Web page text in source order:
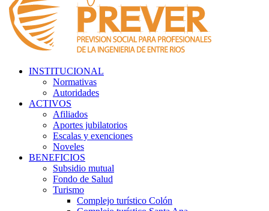
INSTITUCIONAL
Normativas
Autoridades
ACTIVOS
Afiliados
Aportes jubilatorios
Escalas y exenciones
Noveles
BENEFICIOS
Subsidio mutual
Fondo de Salud
Turismo
Complejo turístico Colón